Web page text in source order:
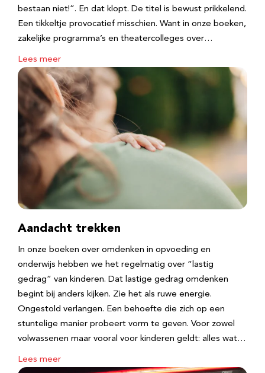
bestaan niet!”. En dat klopt. De titel is bewust prikkelend.
Een tikkeltje provocatief misschien. Want in onze boeken,
zakelijke programma’s en theatercolleges over…
Lees meer
Aandacht trekken
In onze boeken over omdenken in opvoeding en
onderwijs hebben we het regelmatig over “lastig
gedrag” van kinderen. Dat lastige gedrag omdenken
begint bij anders kijken. Zie het als ruwe energie.
Ongestold verlangen. Een behoefte die zich op een
stuntelige manier probeert vorm te geven. Voor zowel
volwassenen maar vooral voor kinderen geldt: alles wat…
Lees meer